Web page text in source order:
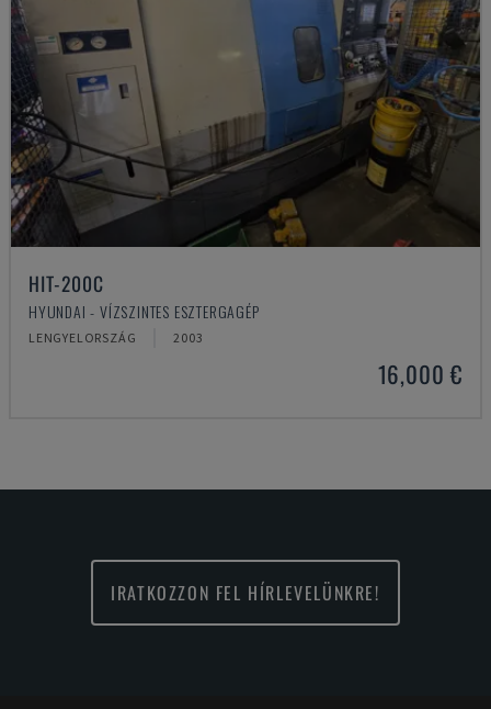
HIT-200C
HYUNDAI - VÍZSZINTES ESZTERGAGÉP
LENGYELORSZÁG 2003
16,000 €
IRATKOZZON FEL HÍRLEVELÜNKRE!